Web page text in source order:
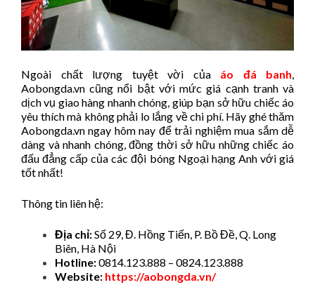
Ngoài chất lượng tuyệt vời của áo đá banh
Aobongda.vn cũng nổi bật với mức giá cạnh tranh và
dịch vụ giao hàng nhanh chóng, giúp bạn sở hữu chiếc áo
yêu thích mà không phải lo lắng về chi phí. Hãy ghé thăm
Aobongda.vn ngay hôm nay để trải nghiệm mua sắm dễ
dàng và nhanh chóng, đồng thời sở hữu những chiếc áo
đấu đẳng cấp của các đội bóng Ngoại hạng Anh với giá
tốt nhất!
Thông tin liên hệ:
Địa chỉ:Số 29, Đ. Hồng Tiến, P. Bồ Đề, Q. Long
Biên, Hà Nội
Hotline:0814.123.888 – 0824.123.888
Website: https://aobongda.vn/